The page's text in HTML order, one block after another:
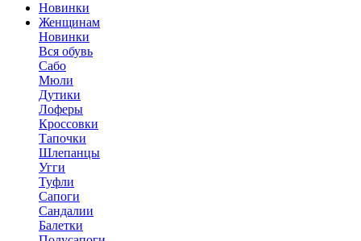
Новинки
Женщинам
Новинки
Вся обувь
Сабо
Мюли
Дутики
Лоферы
Кроссовки
Тапочки
Шлепанцы
Угги
Туфли
Сапоги
Сандалии
Балетки